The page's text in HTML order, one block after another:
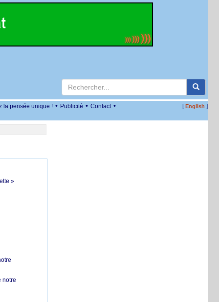
la pensée unique ! • Publicité • Contact • [English ]
»
notre